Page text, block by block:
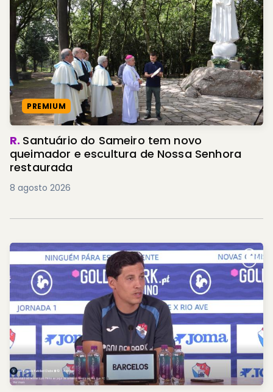
PREMIUM
R. Santuário do Sameiro tem novo
queimador e escultura de Nossa Senhora
restaurada
8 agosto 2026